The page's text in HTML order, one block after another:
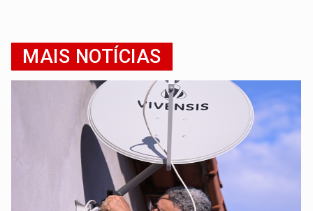
MAIS NOTÍCIAS